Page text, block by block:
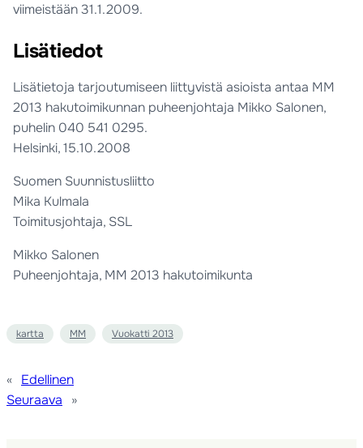
viimeistään 31.1.2009.
Lisätiedot
Lisätietoja tarjoutumiseen liittyvistä asioista antaa MM
2013 hakutoimikunnan puheenjohtaja Mikko Salonen,
puhelin 040 541 0295.
Helsinki, 15.10.2008
Suomen Suunnistusliitto
Mika Kulmala
Toimitusjohtaja, SSL
Mikko Salonen
Puheenjohtaja, MM 2013 hakutoimikunta
kartta MM Vuokatti 2013
« Edellinen
Seuraava
»